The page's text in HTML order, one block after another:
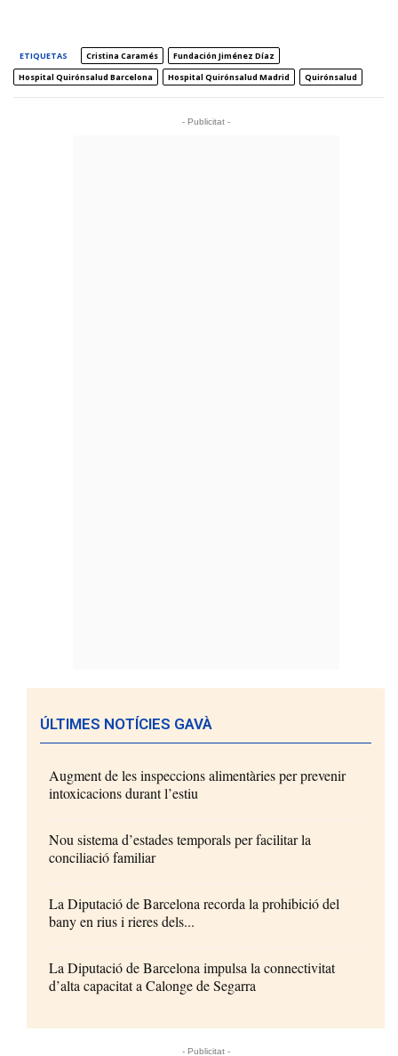
ETIQUETAS Cristina Caramés
Fundación Jiménez Díaz
Hospital Quirónsalud Barcelona
Hospital Quirónsalud Madrid Quirónsalud
- Publicitat -
ÚLTIMES NOTÍCIES GAVÀ
Augment de les inspeccions alimentàries per prevenir
intoxicacions durant l’estiu
Nou sistema d’estades temporals per facilitar la
conciliació familiar
La Diputació de Barcelona recorda la prohibició del
bany en rius i rieres dels...
La Diputació de Barcelona impulsa la connectivitat
d’alta capacitat a Calonge de Segarra
- Publicitat -